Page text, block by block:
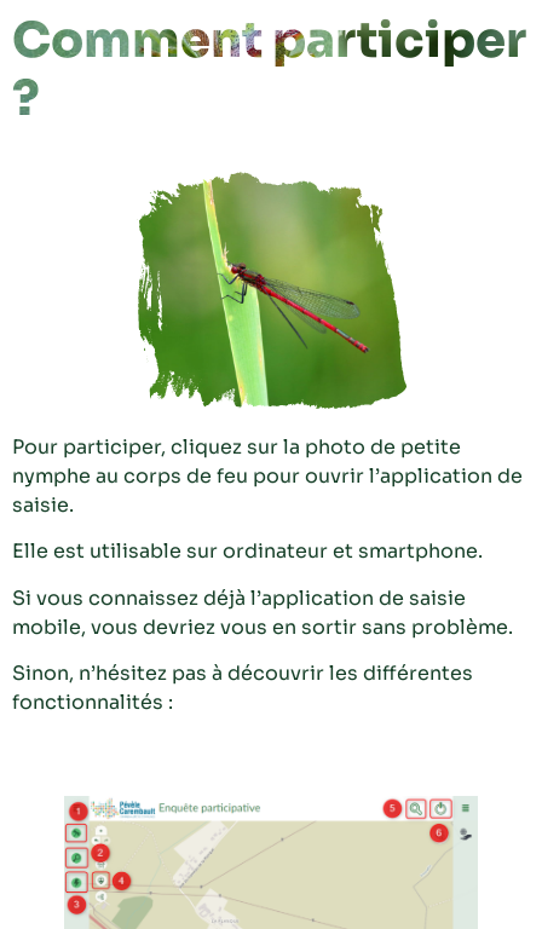
Comment participer
?
Pour participer, cliquez sur la photo de petite
nymphe au corps de feu pour ouvrir l’application de
saisie.
Elle est utilisable sur ordinateur et smartphone.
Si vous connaissez déjà l’application de saisie
mobile, vous devriez vous en sortir sans problème.
Sinon, n’hésitez pas à découvrir les différentes
fonctionnalités :